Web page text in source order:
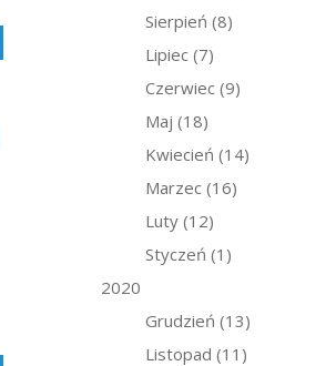
Sierpień (8)
Lipiec (7)
Czerwiec (9)
Maj (18)
Kwiecień (14)
Marzec (16)
Luty (12)
Styczeń (1)
2020
Grudzień (13)
Listopad (11)